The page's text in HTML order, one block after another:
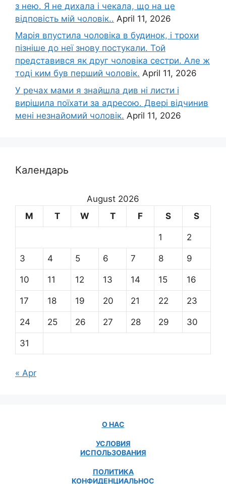
з нею. Я не дихала і чекала, що на це
відповість мій чоловік.. April 11, 2026
Марія впустила чоловіка в будинок, і трохи
пізніше до неї знову постукали. Той
представився як друг чоловіка сестри. Але ж
тоді ким був перший чоловік. April 11, 2026
У речах мами я знайшла див ні листи і
вирішила поїхати за адресою. Двері відчинив
мені незнайомий чоловік. April 11, 2026
Календарь
August 2026
M
T W T F S S
1 2
3 4 5 6 7 8 9
10 11 12 13 14 15 16
17 18 19 20 21 22 23
24 25 26 27 28 29 30
31
« Apr
О НАС
УСЛОВИЯ
ИСПОЛЬЗОВАНИЯ
ПОЛИТИКА
КОНФИДЕНЦИАЛЬНОС